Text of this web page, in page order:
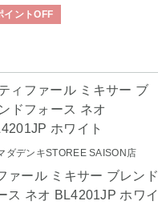
イントOFF
ダデンキSTOREE SAISON店
ァール ミキサー ブレンド
ス ネオ BL4201JP ホワイ